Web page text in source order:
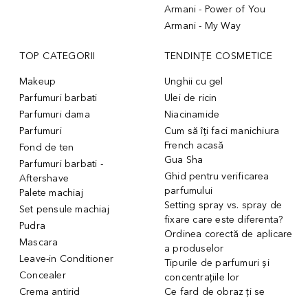
Armani - Power of You
Armani - My Way
TOP CATEGORII
Makeup
Parfumuri barbati
Parfumuri dama
Parfumuri
Fond de ten
Parfumuri barbati -
Aftershave
Palete machiaj
Set pensule machiaj
Pudra
Mascara
Leave-in Conditioner
Concealer
Crema antirid
TENDINȚE COSMETICE
Unghii cu gel
Ulei de ricin
Niacinamide
Cum să îți faci manichiura
French acasă
Gua Sha
Ghid pentru verificarea
parfumului
Setting spray vs. spray de
fixare care este diferenta?
Ordinea corectă de aplicare
a produselor
Tipurile de parfumuri și
concentrațiile lor
Ce fard de obraz ți se